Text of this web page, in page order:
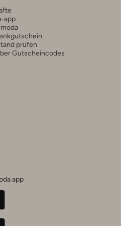
app
prüfen
Gutscheincodes
app